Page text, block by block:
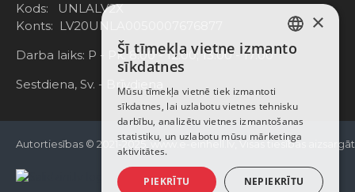
Kods: UNLALV2X
Konts: LV20UNLA0050007676877
Darba laiks: P - Pk. 8:00 - 12:00; 13:00 - 17:00
Sestdiena, Sv. - Brīvdiena
Autortiesības © 2021-2025, www.e-einhell.lv, Visas tiesības
LATVIAN
ENGLISH
×
Šī tīmekļa vietne izmanto
sīkdatnes
Mūsu tīmekļa vietnē tiek izmantoti
sīkdatnes, lai uzlabotu vietnes tehnisku
darbību, analizētu vietnes izmantošanas
statistiku, un uzlabotu mūsu mārketinga
aktivitātes.
PIEKRĪTU NEPIEKRĪTU